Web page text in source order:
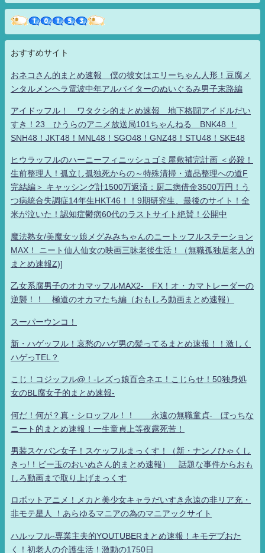
おすすめサイト
おネコさん的まとめ速報 僕の彼女はエリーちゃん人形！豆腐メ
ンタルメンヘラ電波中年アルバイターのぬいぐるみ男子末路編
アイドッフル！ ワタクシ的まとめ速報 地下格闘アイドルだい
すき！23 ひうらのアニメ放送局101ちゃんねる BNK48 ！
SNH48！JKT48！MNL48！SGO48！GNZ48！STU48！SKE48
ヒウラッフルのハーニーフィニッシュゴミ屋敷補完計画 ＜必殺！
生前整理人！孤立し孤独死からの～特殊清掃・遺品整理への道F
完結編＞ キャッシング計1500万返済：厨二病借金3500万円！う
つ病統合失調症14年生HKT46！！9期研究生、最後のサイト！全
米が泣いた！認知症鬱病60代のラストサイト絶賛！公開中
魔法熟女/美魔女ッ娘メグみみちゃんのニートッフルステーション
MAX！ ニート仙人仙女の映画三昧老後生活！（無職孤独居老人的
まとめ速報Z)]
乙女系腐男子のオカマッフルMAX2- FX！オ・カマトレーダーの
逆襲！！ 極道のオカマたち編（おもしろ動画まとめ速報）
スーパーウンコ！
新・ハゲッフル！哀愁のハゲ男の髪ってるまとめ速報！！激しく
ハゲっTEL？
こじ！コジッフル@！-レズっ娘百合ネエ！こじらせ！50独身処
女のBL腐女子的まとめ速報-
何だ！何が？真・シロッフル！！ 永遠の無職童貞- ぼっちな
ニート的まとめ速報！一生童貞上等夜露死苦！
男装スケバン女子！スケッフルまっくす！（新・ナンノひゃくし
きっ!！ビー玉のおいぬさん的まとめ速報） 話題な事件からおも
しろ動画まで取り上げまっくす
ロボットアニメ！メカと美少女キャラだいすき永遠の非リア充・
非モテ星人 ！あらゆるマニアの為のマニアックサイト
ハルッフル-専業主夫的YOUTUBERまとめ速報！キモデブおた
く！初老人の介護生活！激動の1750日